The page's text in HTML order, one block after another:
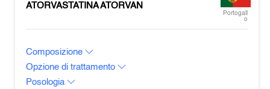
ATORVASTATINA ATORVAN
Portogall
o
Composizione
Opzione di trattamento
Posologia